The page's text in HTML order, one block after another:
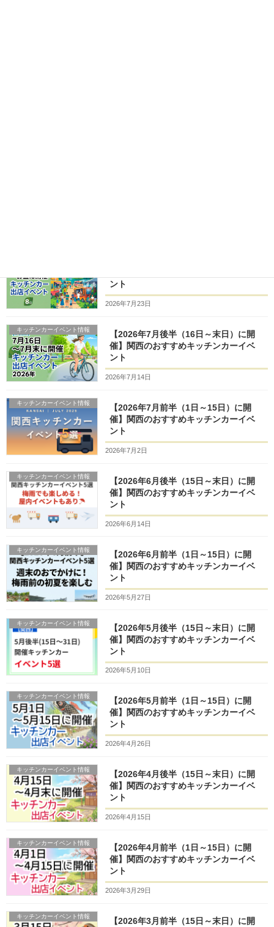
ント
2026年7月23日
キッチンカーイベント情報
【2026年7月後半（16日～末日）に開
催】関西のおすすめキッチンカーイベ
ント
2026年7月14日
キッチンカーイベント情報
【2026年7月前半（1日～15日）に開
催】関西のおすすめキッチンカーイベ
ント
2026年7月2日
キッチンカーイベント情報
【2026年6月後半（15日～末日）に開
催】関西のおすすめキッチンカーイベ
ント
2026年6月14日
キッチンカーイベント情報
【2026年6月前半（1日～15日）に開
催】関西のおすすめキッチンカーイベ
ント
2026年5月27日
キッチンカーイベント情報
【2026年5月後半（15日～末日）に開
催】関西のおすすめキッチンカーイベ
ント
2026年5月10日
キッチンカーイベント情報
【2026年5月前半（1日～15日）に開
催】関西のおすすめキッチンカーイベ
ント
2026年4月26日
キッチンカーイベント情報
【2026年4月後半（15日～末日）に開
催】関西のおすすめキッチンカーイベ
ント
2026年4月15日
キッチンカーイベント情報
【2026年4月前半（1日～15日）に開
催】関西のおすすめキッチンカーイベ
ント
2026年3月29日
キッチンカーイベント情報
【2026年3月前半（15日～末日）に開